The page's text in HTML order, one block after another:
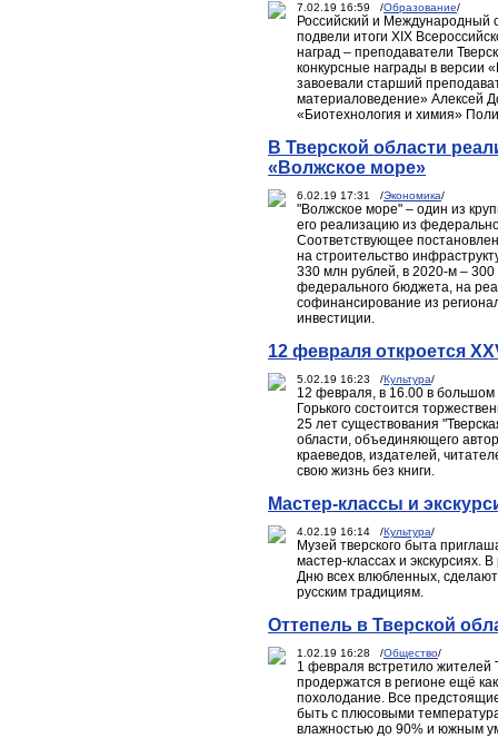
7.02.19 16:59 /Образование/
Российский и
подвели итоги XIX
наград – преподаватели
конкурсные награды в версии
завоевали старший
материаловедение» Алексей
«Биотехнология и химия»
В Тверской области
«Волжское море»
6.02.19 17:31 /Экономика/
"Волжское море" – один из
его реализацию из
Соответствующее
на строительство
330 млн рублей, в 2020-м –
федерального бюджета, на
софинансирование из
инвестиции.
12 февраля откроется
5.02.19 16:23 /Культура/
12 февраля, в 16.00 в большом
Горького состоится
25 лет существования
области, объединяющего
краеведов, издателей,
свою жизнь без книги.
Мастер-классы и
4.02.19 16:14 /Культура/
Музей тверского быта
мастер-классах и экскурсиях.
Дню всех влюбленных,
русским традициям.
Оттепель в Тверской
1.02.19 16:28 /Общество/
1 февраля встретило жителей
продержатся в регионе ещё
похолодание. Все
быть с плюсовыми
влажностью до 90% и южным